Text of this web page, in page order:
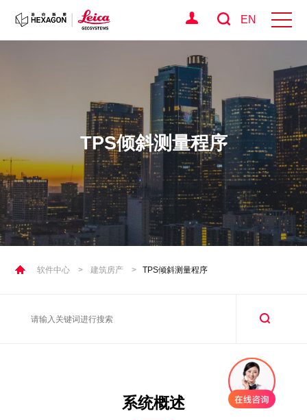
EN
TPS倾斜测量程序
软件中心 > 建筑房产 > TPS倾斜测量程序
系统概述